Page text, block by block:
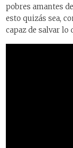
pobres amantes
esto quizás sea,
capaz de salvar lo